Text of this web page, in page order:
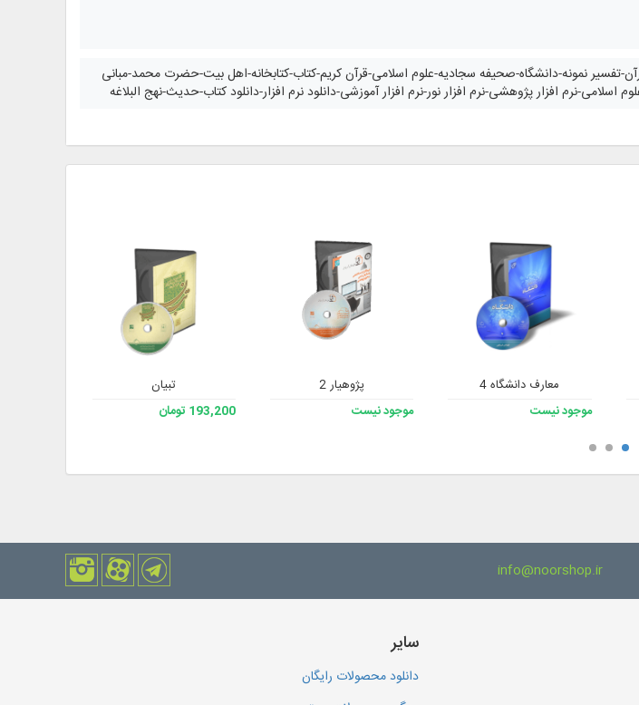
نمونه-دانشگاه-صحیفه سجادیه-علوم اسلامی-قرآن کریم-کتاب-کتابخانه-اهل بیت-حضرت محمد-مبانی
اسلامی-نرم افزار پژوهشی-نرم افزار نور-نرم افزار آموزشی-دانلود نرم افزار-دانلود کتاب-حدیث-نهج البلاغه
معارف دانشگاه 4
موجود نیست
پژوهیار 2
موجود نیست
تبیان
193,200 تومان
info@noorshop.ir
سایر
دانلود محصولات رایگان